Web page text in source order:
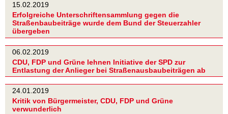
15.02.2019
Erfolgreiche Unterschriftensammlung gegen die
Straßenbaubeiträge wurde dem Bund der Steuerzahler
übergeben
06.02.2019
CDU, FDP und Grüne lehnen Initiative der SPD zur
Entlastung der Anlieger bei Straßenausbaubeiträgen ab
24.01.2019
Kritik von Bürgermeister, CDU, FDP und Grüne
verwunderlich